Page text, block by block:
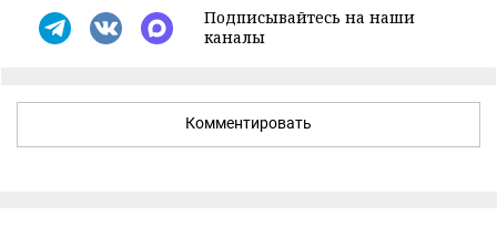
Подписывайтесь на наши
каналы
Комментировать